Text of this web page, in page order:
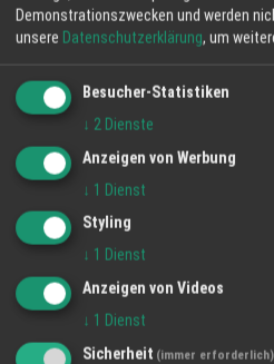
News
nicht auf
13.07.2026
Demonstrationszwecken und werden
unsere Datenschutzerklärung, um
Besucher-Statistiken
↓ 2 Dienste
Anzeigen von Werbung
↓ 1 Dienst
Styling
↓ 1 Dienst
Anzeigen von Videos
↓ 1 Dienst
Sicherheit (immer erforderlich)